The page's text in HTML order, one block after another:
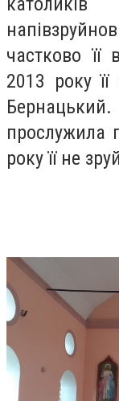
частково її
2013 року
прослужила
року її не